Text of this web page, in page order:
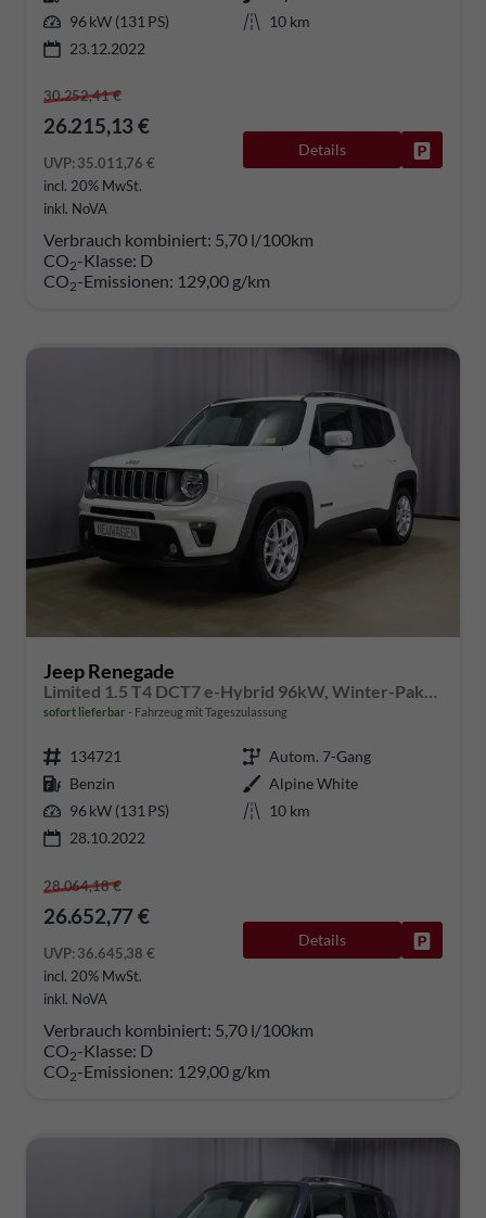
96 kW (131 PS)
10 km
23.12.2022
30.252,41 €
26.215,13 €
UVP:35.011,76 €
incl. 20% MwSt.
inkl. NoVA
Details
Verbrauch kombiniert: 5,70 l/100km
CO2-Klasse: D
CO2-Emissionen: 129,00 g/km
Jeep Renegade
sofort lieferbar Fahrzeug mit Tageszulassung
134721
Autom. 7-Gang
Benzin
Alpine White
96 kW (131 PS)
10 km
28.10.2022
28.064,18 €
26.652,77 €
UVP:36.645,38 €
incl. 20% MwSt.
inkl. NoVA
Details
Verbrauch kombiniert: 5,70 l/100km
CO2-Klasse: D
CO2-Emissionen: 129,00 g/km